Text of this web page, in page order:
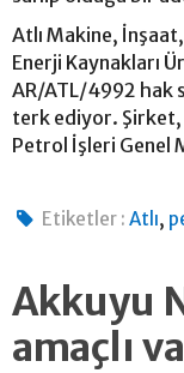
Atlı Makine,
Enerji Kaynakları
AR/ATL/4992 hak
terk ediyor.
Petrol İşleri Genel
Etiketler : Atlı,
Akkuyu
amaçlı